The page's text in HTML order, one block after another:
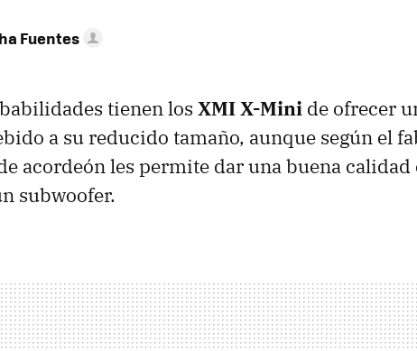
Fuentes
tienen los XMI X-Mini de ofrecer
a su reducido tamaño, aunque según el
acordeón les permite dar una buena calidad
subwoofer.